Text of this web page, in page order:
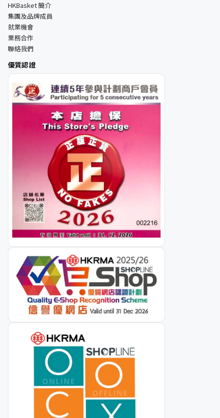
HKBasket 簡介
集團及品牌成員
就業機會
業務合作
聯絡我們
優質認證